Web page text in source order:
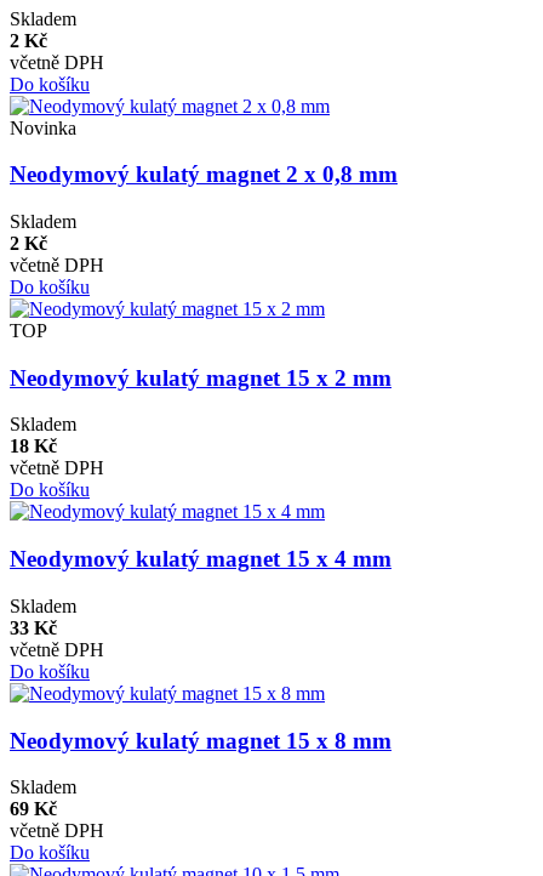
Skladem
2 Kč
včetně DPH
Do košíku
Novinka
Neodymový kulatý magnet 2 x 0,8 mm
Skladem
2 Kč
včetně DPH
Do košíku
TOP
Neodymový kulatý magnet 15 x 2 mm
Skladem
18 Kč
včetně DPH
Do košíku
Neodymový kulatý magnet 15 x 4 mm
Skladem
33 Kč
včetně DPH
Do košíku
Neodymový kulatý magnet 15 x 8 mm
Skladem
69 Kč
včetně DPH
Do košíku